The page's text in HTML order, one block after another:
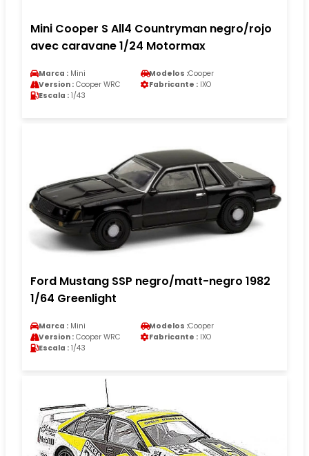
Mini Cooper S All4 Countryman negro/rojo
avec caravane 1/24 Motormax
Marca : Mini Modelos :Cooper
Version : Cooper WRC Fabricante : IXO
Escala : 1/43
Ford Mustang SSP negro/matt-negro 1982
1/64 Greenlight
Marca : Mini Modelos :Cooper
Version : Cooper WRC Fabricante : IXO
Escala : 1/43